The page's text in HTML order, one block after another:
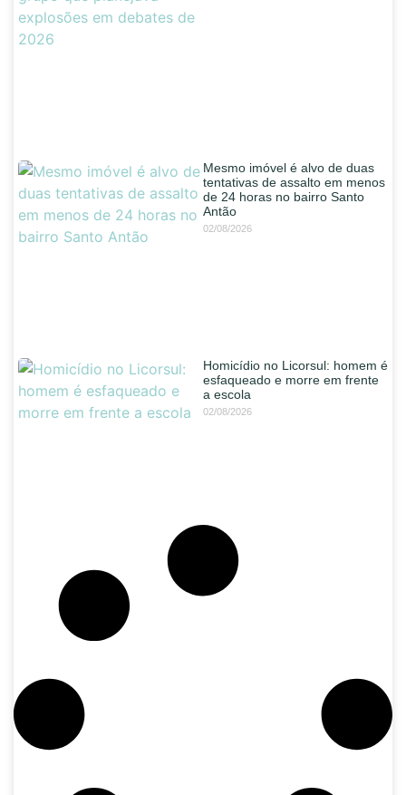
Mesmo imóvel é alvo de duas
tentativas de assalto em menos
de 24 horas no bairro Santo
Antão
02/08/2026
Homicídio no Licorsul: homem é
esfaqueado e morre em frente
a escola
02/08/2026